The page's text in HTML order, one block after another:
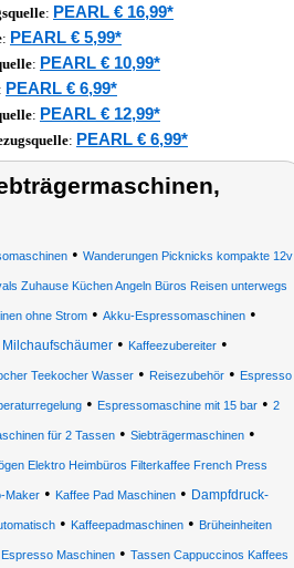
: PEARL € 16,99*
: PEARL € 5,99*
: PEARL € 10,99*
: PEARL € 6,99*
: PEARL € 12,99*
: PEARL € 6,99*
• Wanderungen Picknicks kompakte 12v
Zuhause Küchen Angeln Büros Reisen unterwegs
ohne Strom• Akku-Espressomaschinen•
Milchaufschäumer• Kaffeezubereiter•
Teekocher Wasser• Reisezubehör• Espresso
• Espressomaschine mit 15 bar• 2
für 2 Tassen• Siebträgermaschinen•
Elektro Heimbüros Filterkaffee French Press
Maker • Kaffee Pad Maschinen • Dampfdruck-
• Kaffeepadmaschinen• Brüheinheiten
Espresso Maschinen • Tassen Cappuccinos Kaffees